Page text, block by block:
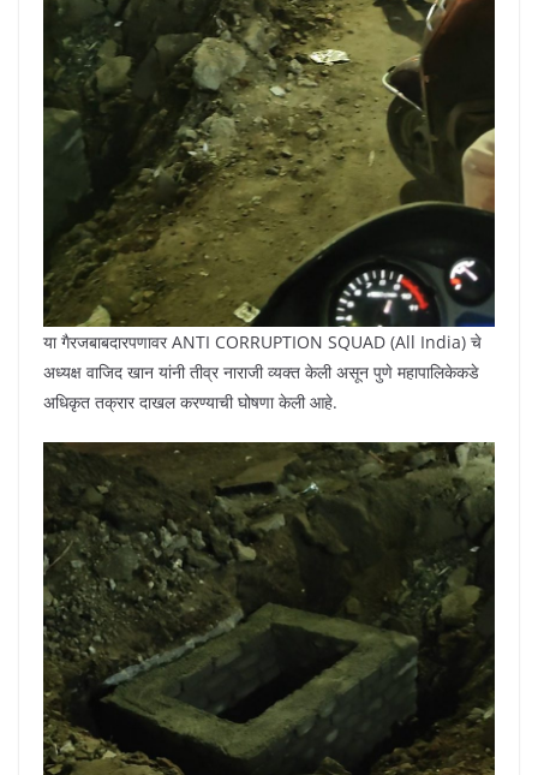
या गैरजबाबदारपणावर ANTI CORRUPTION SQUAD (All India) चे
अध्यक्ष वाजिद खान यांनी तीव्र नाराजी व्यक्त केली असून पुणे महापालिकेकडे
अधिकृत तक्रार दाखल करण्याची घोषणा केली आहे.